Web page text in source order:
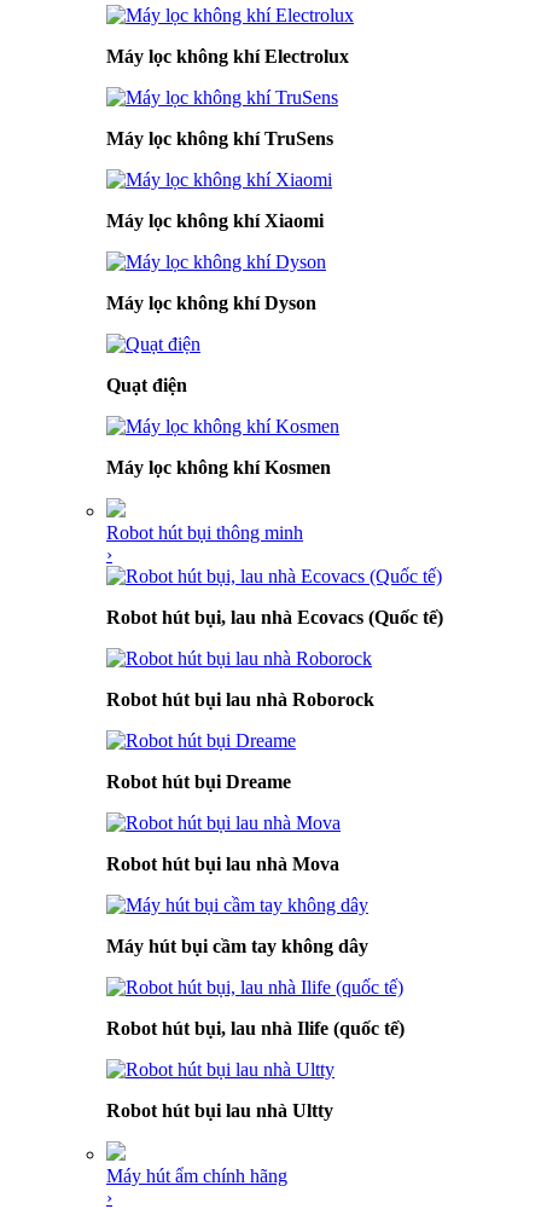
Máy lọc không khí Electrolux
Máy lọc không khí TruSens
Máy lọc không khí Xiaomi
Máy lọc không khí Dyson
Quạt điện
Máy lọc không khí Kosmen
Robot hút bụi thông minh
›
Robot hút bụi, lau nhà Ecovacs (Quốc tế)
Robot hút bụi lau nhà Roborock
Robot hút bụi Dreame
Robot hút bụi lau nhà Mova
Máy hút bụi cầm tay không dây
Robot hút bụi, lau nhà Ilife (quốc tế)
Robot hút bụi lau nhà Ultty
Máy hút ẩm chính hãng
›